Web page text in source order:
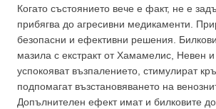
Когато състоянието вече е факт, не е
прибягва до агресивни медикаменти.
безопасни и ефективни решения.
мазила с екстракт от Хамамелис, Невен и
успокояват възпалението, стимулират
подпомагат възстановяването на
Допълнителен ефект имат и билковите